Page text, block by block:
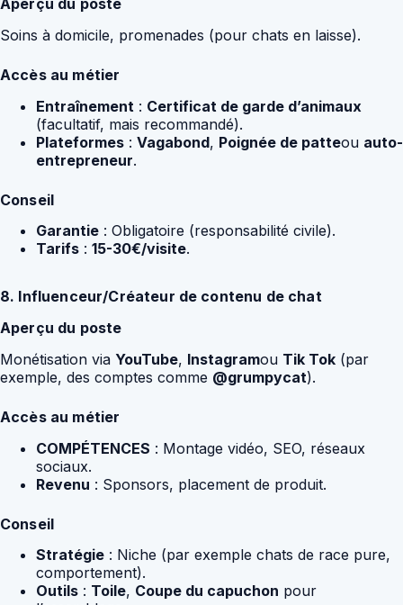
Soins à domicile, promenades (pour chats en laisse).
Accès au métier
Entraînement : Certificat de garde d’animaux
(facultatif, mais recommandé).
Plateformes : Vagabond, Poignée de patteou auto-
entrepreneur.
Conseil
Garantie : Obligatoire (responsabilité civile).
Tarifs : 15-30€/visite.
8. Influenceur/Créateur de contenu de chat
Aperçu du poste
Monétisation via YouTube, Instagramou Tik Tok (par
exemple, des comptes comme @grumpycat).
Accès au métier
COMPÉTENCES : Montage vidéo, SEO, réseaux
sociaux.
Revenu : Sponsors, placement de produit.
Conseil
Stratégie : Niche (par exemple chats de race pure,
comportement).
Outils : Toile, Coupe du capuchon pour